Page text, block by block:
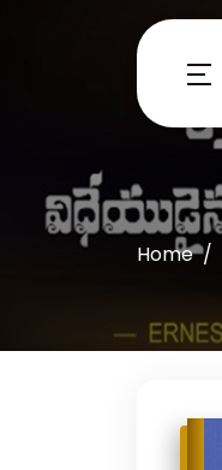
Home